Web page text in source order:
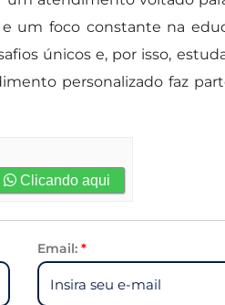
foco constante na
únicos e, por isso,
personalizado faz
Clicando aqui
Email: *